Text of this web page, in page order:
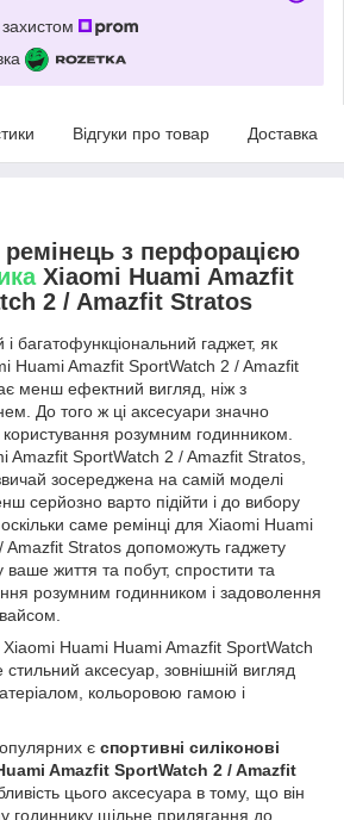
Відгуки про товар Доставка
з перфорацією
Xiaomi Huami Amazfit
2 / Amazfit Stratos
і багатофункціональний гаджет, як
Huami Amazfit SportWatch 2 / Amazfit
менш ефектний вигляд, ніж з
До того ж ці аксесуари значно
користування розумним годинником.
Amazfit SportWatch 2 / Amazfit Stratos,
зосереджена на самій моделі
серйозно варто підійти і до вибору
саме ремінці для Xiaomi Huami
Stratos допоможуть гаджету
ваше життя та побут, спростити та
розумним годинником і задоволення
Xiaomi Huami Huami Amazfit SportWatch
аксесуар, зовнішній вигляд
кольоровою гамою і
є спортивні силіконові
Amazfit SportWatch 2 / Amazfit
цього аксесуара в тому, що він
годиннику щільне прилягання до